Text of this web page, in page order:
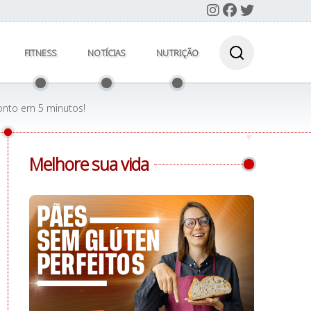
FITNESS NOTÍCIAS NUTRIÇÃO
em 5 minutos!
Melhore sua vida